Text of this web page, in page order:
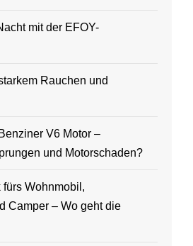
mit der EFOY-
Rauchen und
V6 Motor –
und Motorschaden?
fürs Wohnmobil,
Camper – Wo geht die